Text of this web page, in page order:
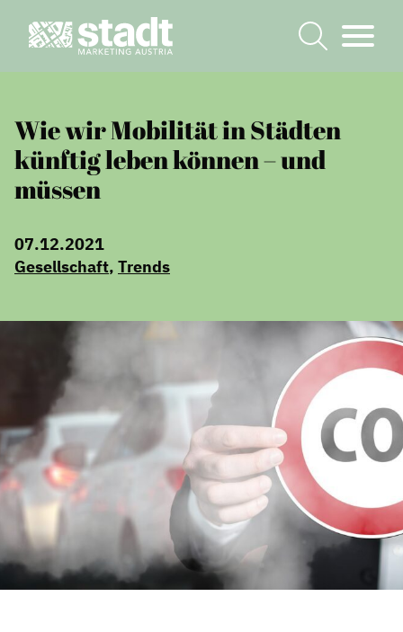
Wie wir Mobilität in Städten
künftig leben können – und
müssen
07.12.2021
Gesellschaft, Trends